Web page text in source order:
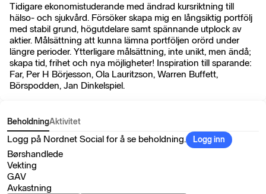
Tidigare ekonomistuderande med ändrad kursriktning till
hälso- och sjukvård. Försöker skapa mig en långsiktig portfölj
med stabil grund, högutdelare samt spännande utplock av
aktier. Målsättning att kunna lämna portföljen orörd under
längre perioder. Ytterligare målsättning, inte unikt, men ändå;
skapa tid, frihet och nya möjligheter! Inspiration till sparande:
Far, Per H Börjesson, Ola Lauritzson, Warren Buffett,
Börspodden, Jan Dinkelspiel.
BeholdningAktivitet
Logg på Nordnet Social for å se beholdning. Logg inn
Børshandlede
Vekting
GAV
Avkastning